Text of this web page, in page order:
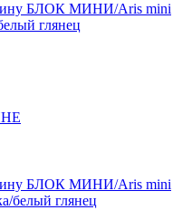
БЛОК МИНИ/Aris mini
глянец
БЛОК МИНИ/Aris mini
белый глянец